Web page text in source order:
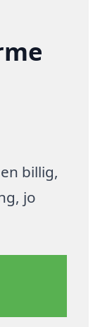
billig,
jo